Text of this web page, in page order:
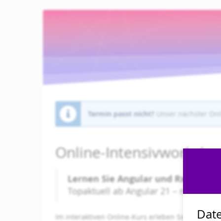
Termin passt nicht? Unser nächster
Online-
Lernen Sie Angular und RxJS von
Topaktuell ab Angular 21 – mit
Im interaktiven Online-Kurs erleben Sie einen